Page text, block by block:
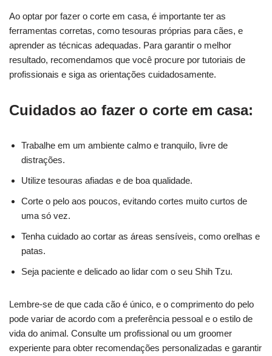
Ao optar por fazer o corte em casa, é importante ter as
ferramentas corretas, como tesouras próprias para cães, e
aprender as técnicas adequadas. Para garantir o melhor
resultado, recomendamos que você procure por tutoriais de
profissionais e siga as orientações cuidadosamente.
Cuidados ao fazer o corte em casa:
Trabalhe em um ambiente calmo e tranquilo, livre de
distrações.
Utilize tesouras afiadas e de boa qualidade.
Corte o pelo aos poucos, evitando cortes muito curtos de
uma só vez.
Tenha cuidado ao cortar as áreas sensíveis, como orelhas e
patas.
Seja paciente e delicado ao lidar com o seu Shih Tzu.
Lembre-se de que cada cão é único, e o comprimento do pelo
pode variar de acordo com a preferência pessoal e o estilo de
vida do animal. Consulte um profissional ou um groomer
experiente para obter recomendações personalizadas e garantir